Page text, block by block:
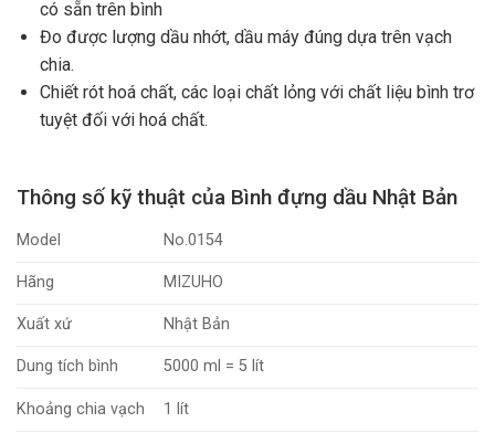
có sẵn trên bình
Đo được lượng dầu nhớt, dầu máy đúng dựa trên vạch
chia.
Chiết rót hoá chất, các loại chất lỏng với chất liệu bình trơ
tuyệt đối với hoá chất.
Thông số kỹ thuật của Bình đựng dầu Nhật Bản
Model No.0154
Hãng MIZUHO
Xuất xứ Nhật Bản
Dung tích bình 5000 ml = 5 lít
Khoảng chia vạch 1 lít